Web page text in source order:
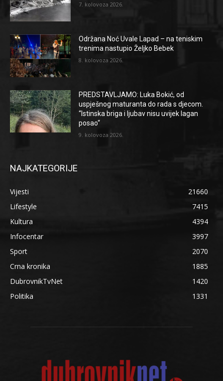
7. kolovoza 2026.
Održana Noć Uvale Lapad – na teniskim
trenima nastupio Željko Bebek
8. kolovoza 2026.
PREDSTAVLJAMO: Luka Bokić, od
uspješnog maturanta do rada s djecom.
“Istinska briga i ljubav nisu uvijek lagan
posao“
9. kolovoza 2026.
NAJKATEGORIJE
Vijesti
21660
Lifestyle
7415
Kultura
4394
Infocentar
3997
Sport
2070
Crna kronika
1885
DubrovnikTvNet
1420
Politika
1331